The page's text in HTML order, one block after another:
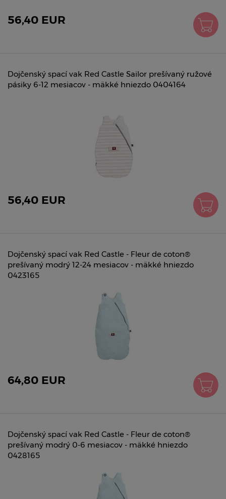
56,40 EUR
Dojčenský spací vak Red Castle Sailor prešívaný ružové
pásiky 6-12 mesiacov - mäkké hniezdo 0404164
56,40 EUR
Dojčenský spací vak Red Castle - Fleur de coton®
prešívaný modrý 12-24 mesiacov - mäkké hniezdo
0423165
64,80 EUR
Dojčenský spací vak Red Castle - Fleur de coton®
prešívaný modrý 0-6 mesiacov - mäkké hniezdo
0428165